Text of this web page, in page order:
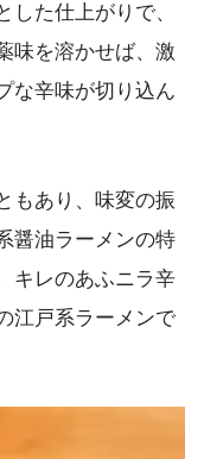
た仕上がりで、
味を溶かせば、激
な辛味が切り込ん
もあり、味変の振
醤油ラーメンの特
キレのあふニラ辛
江戸系ラーメンで